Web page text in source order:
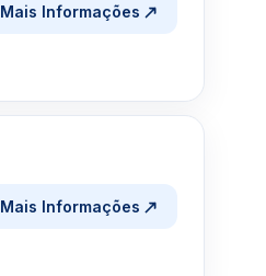
Mais Informações
Mais Informações